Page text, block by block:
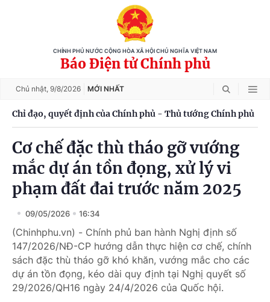
CHÍNH PHỦ NƯỚC CỘNG HÒA XÃ HỘI CHỦ NGHĨA VIỆT NAM
Báo Điện tử Chính phủ
Chủ nhật, 9/8/2026 MỚI NHẤT
Chỉ đạo, quyết định của Chính phủ - Thủ tướng Chính phủ
Cơ chế đặc thù tháo gỡ vướng
mắc dự án tồn đọng, xử lý vi
phạm đất đai trước năm 2025
09/05/2026 16:34
(Chinhphu.vn) - Chính phủ ban hành Nghị định số
147/2026/NĐ-CP hướng dẫn thực hiện cơ chế, chính
sách đặc thù tháo gỡ khó khăn, vướng mắc cho các
dự án tồn đọng, kéo dài quy định tại Nghị quyết số
29/2026/QH16 ngày 24/4/2026 của Quốc hội.